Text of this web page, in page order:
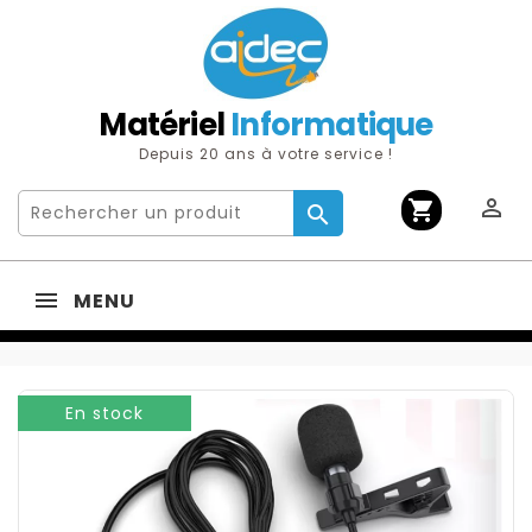
MatérielInformatique
Depuis 20 ans à votre service !
 shopping_cart 
MENU
En stock